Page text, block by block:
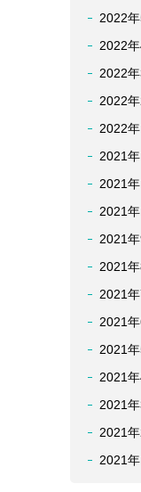
2022年
2022年
2022年
2022年
2022年
2021
2021
2021
2021年
2021年
2021年
2021年
2021年
2021年
2021年
2021年
2021年